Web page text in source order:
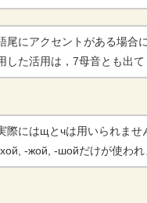
尾にアクセントがある場合
した活用は，7母音とも出
際にはщとчは用いられませ
-жой, -шойだけが使われ